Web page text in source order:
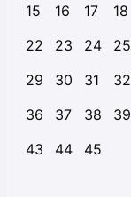
15
16 17 18
22
23 24 25
29
30 31 32
36
37 38 39
43
44 45